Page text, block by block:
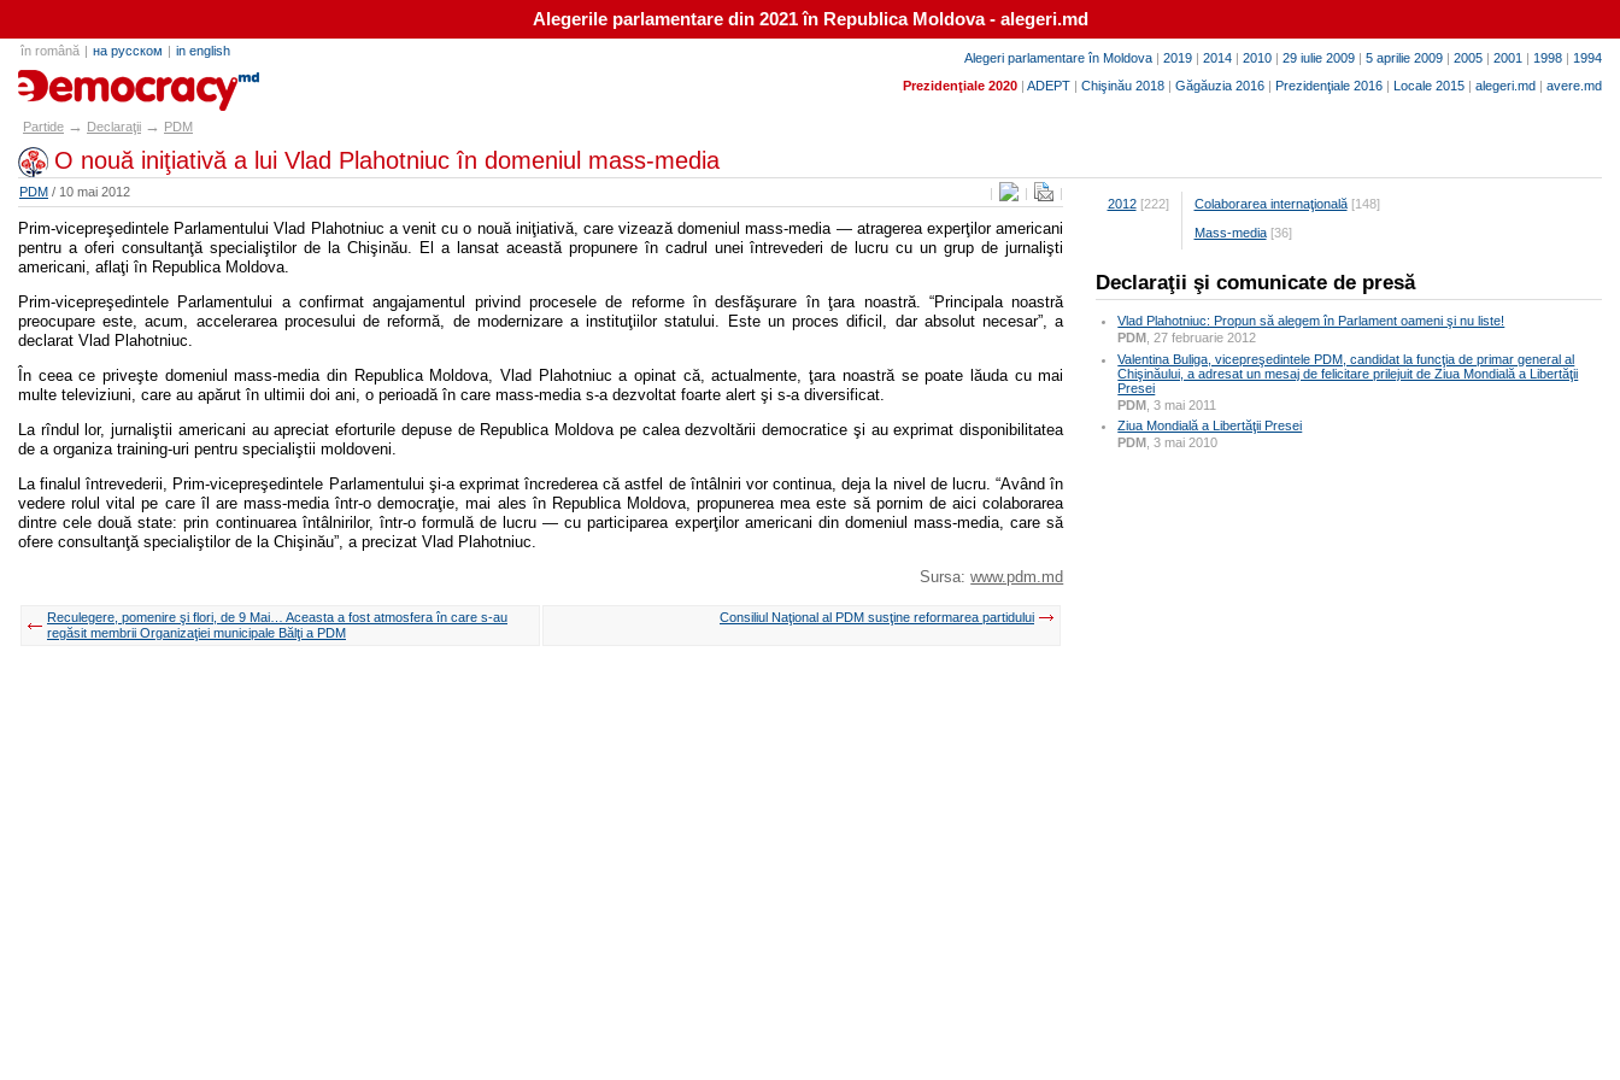
Alegerile parlamentare din 2021 în Republica Moldova - alegeri.md
Alegeri parlamentare în Moldova | 2019 | 2014 | 2010 | 29 iulie 2009 | 5 aprilie 2009 | 2005 | 2001 | 1998 | 1994
Prezidenţiale 2020 | ADEPT | Chişinău 2018 | Găgăuzia 2016 | Prezidenţiale 2016 | Locale 2015 | alegeri.md | avere.md
în română | на русском | in english
partide.md
Partide → Declaraţii → PDM
O nouă iniţiativă a lui Vlad Plahotniuc în domeniul mass-media
| | |
PDM / 10 mai 2012
Prim-vicepreşedintele Parlamentului Vlad Plahotniuc a venit cu o nouă iniţiativă, care vizează domeniul mass-media — atragerea experţilor americani
pentru a oferi consultanţă specialiştilor de la Chişinău. El a lansat această propunere în cadrul unei întrevederi de lucru cu un grup de jurnalişti
americani, aflaţi în Republica Moldova.
Prim-vicepreşedintele Parlamentului a confirmat angajamentul privind procesele de reforme în desfăşurare în ţara noastră. “Principala noastră
preocupare este, acum, accelerarea procesului de reformă, de modernizare a instituţiilor statului. Este un proces dificil, dar absolut necesar”, a
declarat Vlad Plahotniuc.
În ceea ce priveşte domeniul mass-media din Republica Moldova, Vlad Plahotniuc a opinat că, actualmente, ţara noastră se poate lăuda cu mai
multe televiziuni, care au apărut în ultimii doi ani, o perioadă în care mass-media s-a dezvoltat foarte alert şi s-a diversificat.
La rîndul lor, jurnaliştii americani au apreciat eforturile depuse de Republica Moldova pe calea dezvoltării democratice şi au exprimat disponibilitatea
de a organiza training-uri pentru specialiştii moldoveni.
La finalul întrevederii, Prim-vicepreşedintele Parlamentului şi-a exprimat încrederea că astfel de întâlniri vor continua, deja la nivel de lucru. “Având în
vedere rolul vital pe care îl are mass-media într-o democraţie, mai ales în Republica Moldova, propunerea mea este să pornim de aici colaborarea
dintre cele două state: prin continuarea întâlnirilor, într-o formulă de lucru — cu participarea experţilor americani din domeniul mass-media, care să
ofere consultanţă specialiştilor de la Chişinău”, a precizat Vlad Plahotniuc.
Sursa:www.pdm.md
Reculegere, pomenire şi flori, de 9 Mai… Aceasta a fost atmosfera în care s-au
regăsit membrii Organizaţiei municipale Bălţi a PDM
Consiliul Naţional al PDM susţine reformarea partidului
2012[222] Colaborarea internaţională[148]
Mass-media[36]
Declaraţii şi comunicate de presă
Vlad Plahotniuc: Propun să alegem în Parlament oameni şi nu liste!
PDM , 27 februarie 2012
Valentina Buliga, vicepreşedintele PDM, candidat la funcţia de primar general al
Chişinăului, a adresat un mesaj de felicitare prilejuit de Ziua Mondială a Libertăţii
Presei
PDM , 3 mai 2011
Ziua Mondială a Libertăţii Presei
PDM , 3 mai 2010